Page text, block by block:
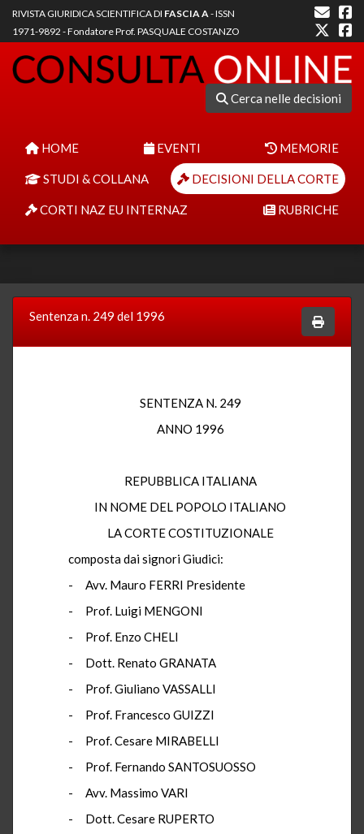
RIVISTA GIURIDICA SCIENTIFICA DI FASCIA A- ISSN
1971-9892 - Fondatore Prof. PASQUALE COSTANZO
Cerca nelle decisioni
HOME EVENTI MEMORIE
STUDI & COLLANA DECISIONI DELLA CORTE
CORTI NAZ EU INTERNAZ RUBRICHE
Sentenza n. 249 del 1996
SENTENZA N. 249
ANNO 1996
REPUBBLICA ITALIANA
IN NOME DEL POPOLO ITALIANO
LA CORTE COSTITUZIONALE
composta dai signori Giudici:
- Avv. Mauro FERRI Presidente
- Prof. Luigi MENGONI
- Prof. Enzo CHELI
- Dott. Renato GRANATA
- Prof. Giuliano VASSALLI
- Prof. Francesco GUIZZI
- Prof. Cesare MIRABELLI
- Prof. Fernando SANTOSUOSSO
- Avv. Massimo VARI
- Dott. Cesare RUPERTO